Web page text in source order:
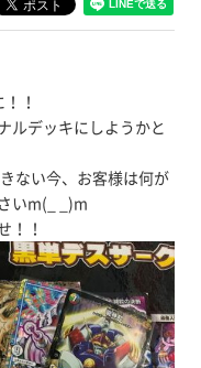
！
ルデッキにしようかと
ない今、お客様は何が
いm(_ _)m
！！